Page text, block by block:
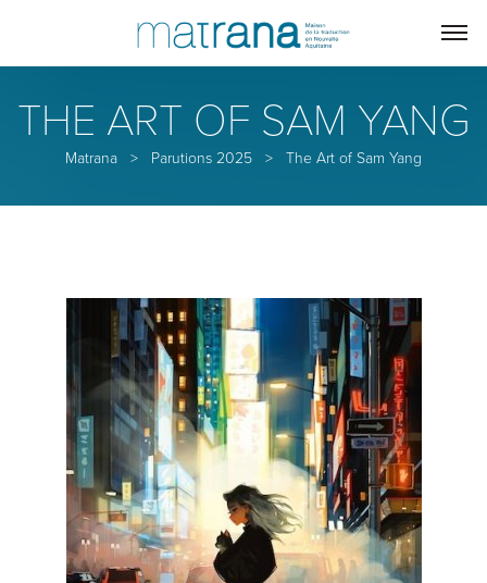
THE ART OF SAM YANG
Matrana > Parutions 2025 > The Art of Sam Yang